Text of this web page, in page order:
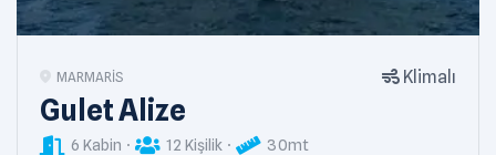
MARMARIS Klimalı
Gulet Alize
6 Kabin 12 Kişilik 30mt